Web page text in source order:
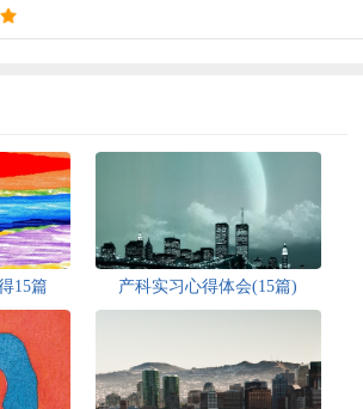
15篇 产科实习心得体会(15篇)